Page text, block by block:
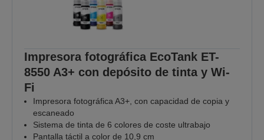
Impresora fotográfica EcoTank ET-
8550 A3+ con depósito de tinta y Wi-
Fi
Impresora fotográfica A3+, con capacidad de copia y
escaneado
Sistema de tinta de 6 colores de coste ultrabajo
Pantalla táctil a color de 10,9 cm